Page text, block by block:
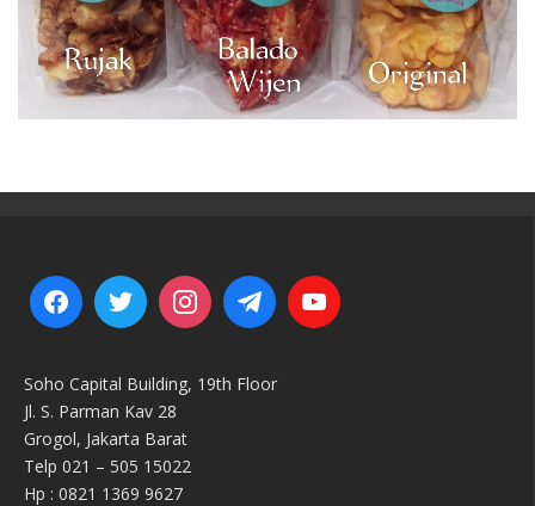
Soho Capital Building, 19th Floor
Jl. S. Parman Kav 28
Grogol, Jakarta Barat
Telp 021 – 505 15022
Hp : 0821 1369 9627